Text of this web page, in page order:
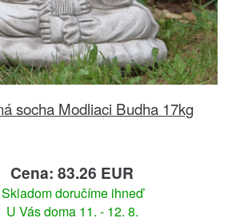
socha Modliaci Budha 17kg
Cena: 83.26 EUR
Skladom doručíme ihneď
U Vás doma 11. - 12. 8.